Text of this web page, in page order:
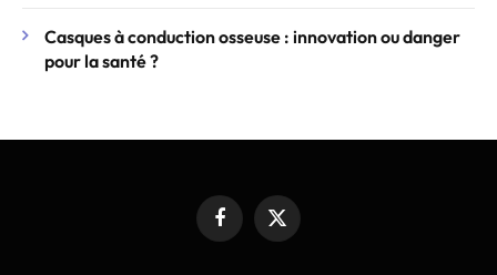
Casques à conduction osseuse : innovation ou danger
pour la santé ?
FacebookX
(Twitter)